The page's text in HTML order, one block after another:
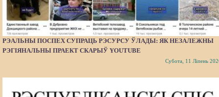
РЭАЛЬНЫ ПОСПЕХ СУПРАЦЬ РЭСУРСУ ЎЛАДЫ: ЯК НЕЗАЛЕЖНЫ
РЭГІЯНАЛЬНЫ ПРАЕКТ СКАРЫЎ YOUTUBE
Субота, 11 Ліпень